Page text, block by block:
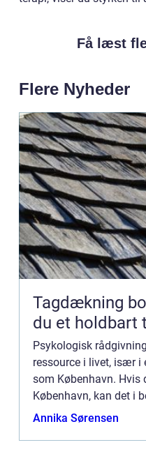
Få læst
Flere Nyheder
Tagdækning
du et holdbart
Psykologisk
ressource i livet, især
som København. Hvis
København, kan det i
uoverskuelig opgave. ...
Annika Sørensen